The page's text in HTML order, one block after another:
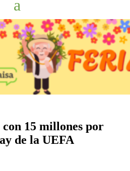
15 millones por
de la UEFA